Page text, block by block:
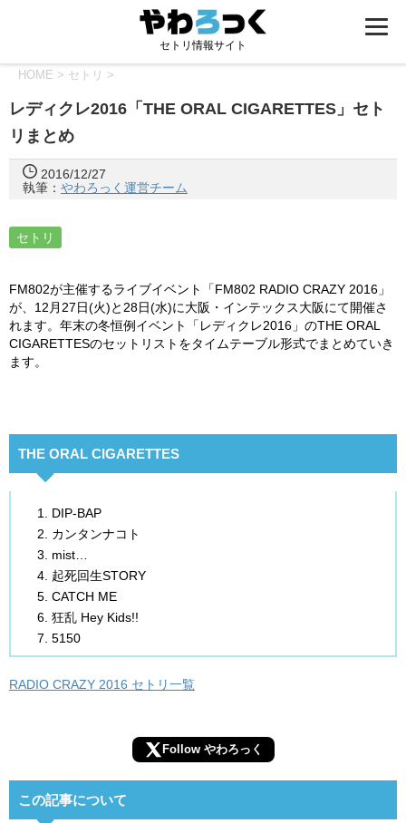
セトリ情報サイト
HOME > セトリ >
レディクレ2016「THE ORAL CIGARETTES」セト
リまとめ
2016/12/27
執筆： やわろっく運営チーム
セトリ
FM802が主催するライブイベント「FM802 RADIO CRAZY 2016」
が、12月27日(火)と28日(水)に大阪・インテックス大阪にて開催さ
れます。年末の冬恒例イベント「レディクレ2016」のTHE ORAL
CIGARETTESのセットリストをタイムテーブル形式でまとめていき
ます。
THE ORAL CIGARETTES
DIP-BAP
カンタンナコト
mist…
起死回生STORY
CATCH ME
狂乱 Hey Kids!!
5150
RADIO CRAZY 2016 セトリ一覧
Follow やわろっく
この記事について